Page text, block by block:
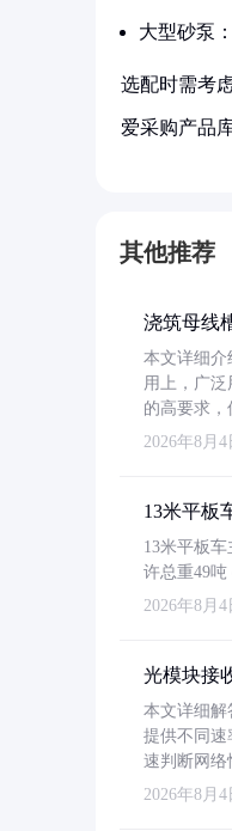
大型砂泵
选配时需考
爱采购产品
其他推荐
浇筑母线
本文详细介
用上，广
的高要求，
2026年8月4
13米平板
13米平板
许总重49
2026年8月4
光模块接
本文详细解
提供不同速
速判断网络
2026年8月4